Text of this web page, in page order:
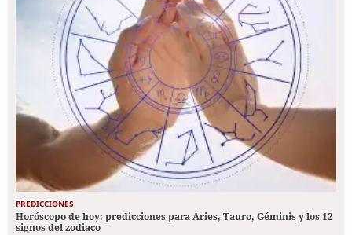
PREDICCIONES
Horóscopo de hoy: predicciones para Aries, Tauro, Géminis y los 12
signos del zodiaco